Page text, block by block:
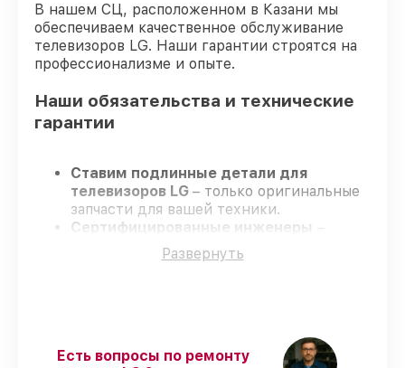
В нашем СЦ, расположенном в Казани мы
обеспечиваем качественное обслуживание
телевизоров LG. Наши гарантии строятся на
профессионализме и опыте.
Наши обязательства и технические
гарантии
Ставим подлинные детали для
телевизоров LG – только оригинальные
запчасти для вашей техники.
Сертифицированные инженеры
проходят строгий отбор, что
гарантирует качество и надёжность
– на все
ремонт и запчасти для телевизоров LG
Развернуть
Есть вопросы по ремонту